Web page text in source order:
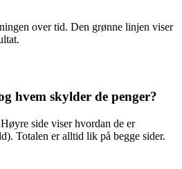
over tid. Den grønne linjen viser
hvem skylder de penger?
side viser hvordan de er
Totalen er alltid lik på begge sider.